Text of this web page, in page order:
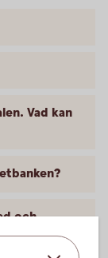
Vad kan
och